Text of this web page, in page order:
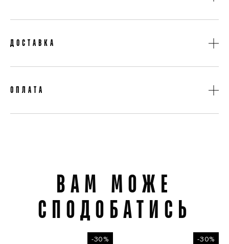
Країна реєстрації бренд Італія
Матеріал
ДОСТАВКА
Доставка на відділення «Нова Пошта»
ОПЛАТА
Вам може сподобатисьВАМ МОЖЕ
СПОДОБАТИСЬ
-30% -30%